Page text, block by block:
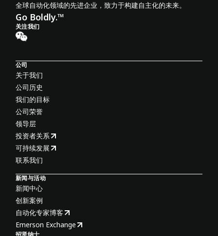
全球自动化领域的先进企业，致力于构建自主化的未来。
Go Boldly.™
关注我们
公司
关于我们
公司历史
我们的目标
公司荣誉
领导层
投资者关系
可持续发展
联系我们
新闻与活动
新闻中心
创新案例
自动化专家博客
Emerson Exchange
招贤纳士